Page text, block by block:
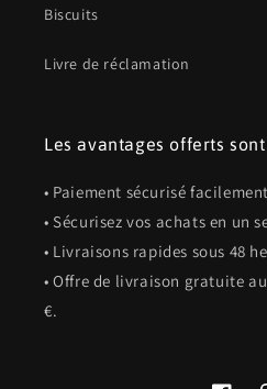
Biscuits
Livre de réclamation
Les avantages offerts sont
• Paiement sécurisé
• Sécurisez vos achats en un
• Livraisons rapides sous 48
• Offre de livraison gratuite
€.